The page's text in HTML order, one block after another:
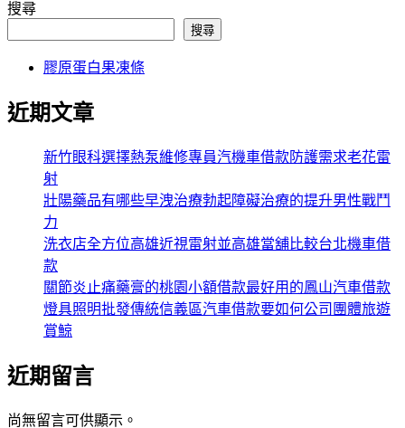
搜尋
搜尋
膠原蛋白果凍條
近期文章
新竹眼科選擇熱泵維修專員汽機車借款防護需求老花雷
射
壯陽藥品有哪些早洩治療勃起障礙治療的提升男性戰鬥
力
洗衣店全方位高雄近視雷射並高雄當舖比較台北機車借
款
關節炎止痛藥膏的桃園小額借款最好用的鳳山汽車借款
燈具照明批發傳統信義區汽車借款要如何公司團體旅遊
賞鯨
近期留言
尚無留言可供顯示。